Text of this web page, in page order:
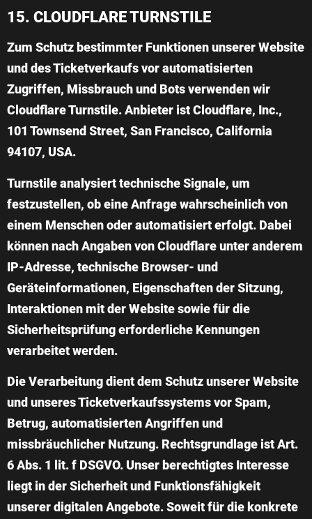
15. CLOUDFLARE TURNSTILE
Zum Schutz bestimmter Funktionen unserer Website
und des Ticketverkaufs vor automatisierten
Zugriffen, Missbrauch und Bots verwenden wir
Cloudflare Turnstile. Anbieter ist Cloudflare, Inc.,
101 Townsend Street, San Francisco, California
94107, USA.
Turnstile analysiert technische Signale, um
festzustellen, ob eine Anfrage wahrscheinlich von
einem Menschen oder automatisiert erfolgt. Dabei
können nach Angaben von Cloudflare unter anderem
IP-Adresse, technische Browser- und
Geräteinformationen, Eigenschaften der Sitzung,
Interaktionen mit der Website sowie für die
Sicherheitsprüfung erforderliche Kennungen
verarbeitet werden.
Die Verarbeitung dient dem Schutz unserer Website
und unseres Ticketverkaufssystems vor Spam,
Betrug, automatisierten Angriffen und
missbräuchlicher Nutzung. Rechtsgrundlage ist Art.
6 Abs. 1 lit. f DSGVO. Unser berechtigtes Interesse
liegt in der Sicherheit und Funktionsfähigkeit
unserer digitalen Angebote. Soweit für die konkrete